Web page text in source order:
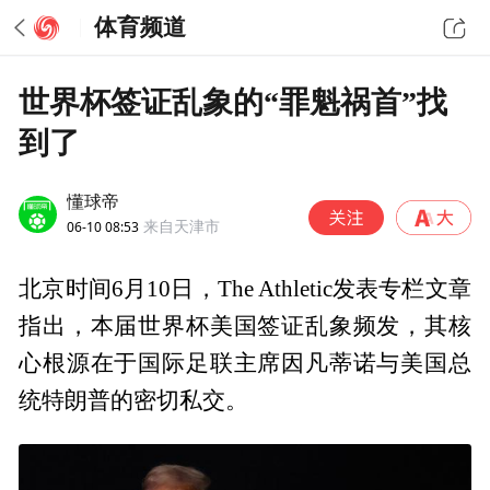
体育频道
世界杯签证乱象的“罪魁祸首”找
到了
懂球帝
06-10 08:53 来自天津市
北京时间6月10日，The Athletic发表专栏文章
指出，本届世界杯美国签证乱象频发，其核
心根源在于国际足联主席因凡蒂诺与美国总
统特朗普的密切私交。